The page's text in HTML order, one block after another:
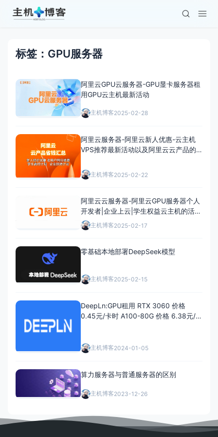
标签：GPU服务器
阿里云GPU云服务器-GPU显卡服务器租
用GPU云主机最新活动
主机博客2025-02-28
阿里云服务器-阿里云新人优惠-云主机
VPS推荐最新活动以及阿里云云产品的
主机博客2025-02-22
阿里云云服务器-阿里云GPU服务器个人
开发者|企业上云|学生权益云主机的活动
与价格优惠
主机博客2025-02-17
零基础本地部署DeepSeek模型
主机博客2025-02-15
DeepLn:GPU租用 RTX 3060 价格
0.45元/卡时 A100-80G 价格 6.38元/
主机博客2024-01-05
算力服务器与普通服务器的区别
主机博客2023-12-26